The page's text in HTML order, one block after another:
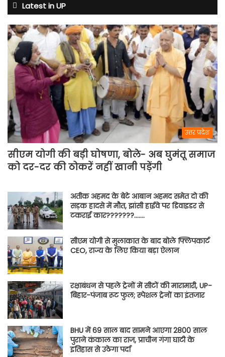
अभ्यास
मैच
में
पसीना
बहाएगी
टीम
इंडिया
Latest in UP
उत्तर प्रदेश
सीएम योगी की बड़ी घोषणा, बोले- अब घुमंतू समाज
को दर-दर की ठोकरें नहीं खानी पड़ेंगी
अतीक अहमद के बेटे आबान अहमद समेत दो की
सड़क हादसे में मौत, झांसी हाईवे पर डिवाइडर से
टकराई कार???????…….
सीएम योगी से मुलाकात के बाद बोले फ्लिपकार्ट
CEO, राज्य के लिए किया बड़ा ऐलान
रक्षाबंधन से पहले ट्रेनों में सीटों की मारामारी, UP-
बिहार-पंजाब रूट फुल; स्पेशल ट्रेनों का इंतजार
BHU में 69 साल बाद सामने आएगा 2800 साल
पुराने कंकाल का राज, प्राचीन गंगा घाटी के
इतिहास से उठेगा पर्दा